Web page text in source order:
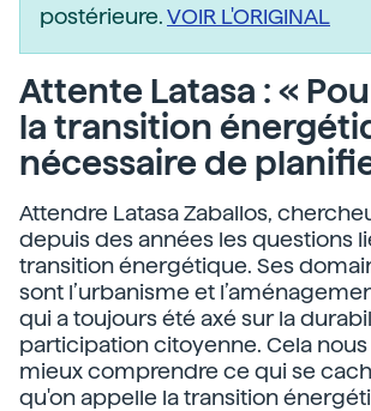
postérieure.VOIR L'ORIGINAL
Attente Latasa : «
la transition
nécessaire de
Attendre Latasa Zaballos,
depuis des années les questions
transition énergétique. Ses
sont l’urbanisme et
qui a toujours été axé sur la
participation citoyenne. Cela
mieux comprendre ce qui se
qu'on appelle la transition